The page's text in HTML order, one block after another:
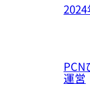
2024
PCN
運営